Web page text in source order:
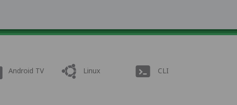
Android TV Linux CLI